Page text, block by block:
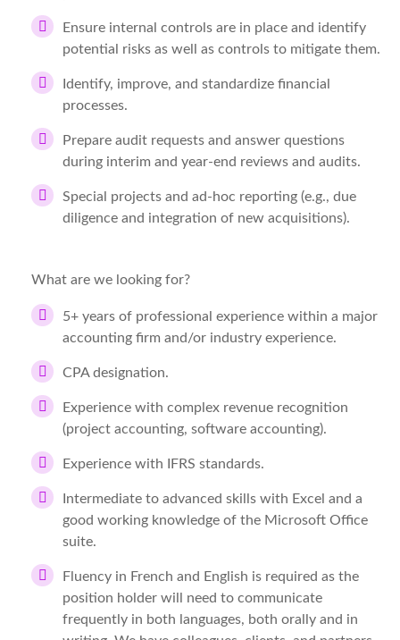
Ensure internal controls are in place and identify
potential risks as well as controls to mitigate them.
Identify, improve, and standardize financial
processes.
Prepare audit requests and answer questions
during interim and year-end reviews and audits.
Special projects and ad-hoc reporting (e.g., due
diligence and integration of new acquisitions).
What are we looking for?
5+ years of professional experience within a major
accounting firm and/or industry experience.
CPA designation.
Experience with complex revenue recognition
(project accounting, software accounting).
Experience with IFRS standards.
Intermediate to advanced skills with Excel and a
good working knowledge of the Microsoft Office
suite.
Fluency in French and English is required as the
position holder will need to communicate
frequently in both languages, both orally and in